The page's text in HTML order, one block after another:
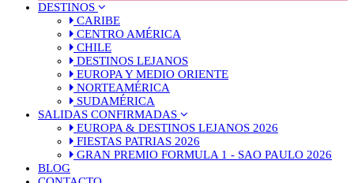
DESTINOS
CARIBE
CENTRO AMÉRICA
CHILE
DESTINOS LEJANOS
EUROPA Y MEDIO ORIENTE
NORTEAMÉRICA
SUDAMÉRICA
SALIDAS CONFIRMADAS
EUROPA & DESTINOS LEJANOS 2026
FIESTAS PATRIAS 2026
GRAN PREMIO FORMULA 1 - SAO PAULO 2026
BLOG